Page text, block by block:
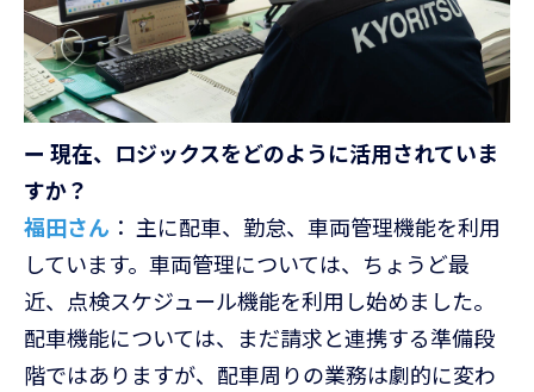
ー 現在、ロジックスをどのように活用されていま
すか？
福田さん ： 主に配車、勤怠、車両管理機能を利用
しています。車両管理については、ちょうど最
近、点検スケジュール機能を利用し始めました。
配車機能については、まだ請求と連携する準備段
階ではありますが、配車周りの業務は劇的に変わ